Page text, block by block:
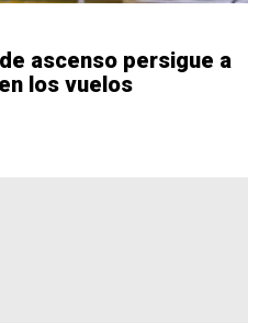
ascenso persigue a
los vuelos